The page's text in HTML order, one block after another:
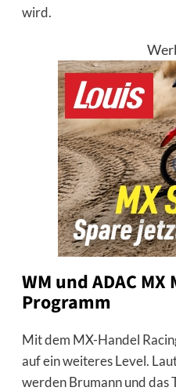
wird.
WM und ADAC
Programm
Mit dem MX-Handel
auf ein weiteres Level.
werden Brumann und das